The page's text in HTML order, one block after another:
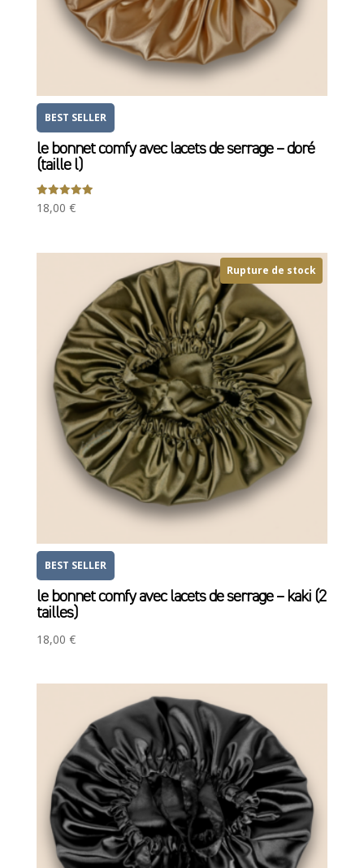
BEST SELLER
le bonnet comfy avec lacets de serrage – doré
(taille l)
Note
5.00
18,00 €
BEST SELLER
Rupture de stock
le bonnet comfy avec lacets de serrage – kaki (2
tailles)
18,00 €